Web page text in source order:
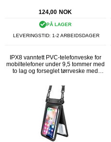
124,00 NOK
PÅ LAGER
LEVERINGSTID: 1-2 ARBEIDSDAGER
IPX8 vanntett PVC-telefonveske for
mobiltelefoner under 9,5 tommer med
to lag og forseglet tørrveske med